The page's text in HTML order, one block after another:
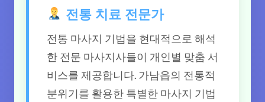
전통 치료 전문가
전통 마사지 기법을 현대적으로 해석
한 전문 마사지사들이 개인별 맞춤 서
비스를 제공합니다. 가남읍의 전통적
분위기를 활용한 특별한 마사지 기법